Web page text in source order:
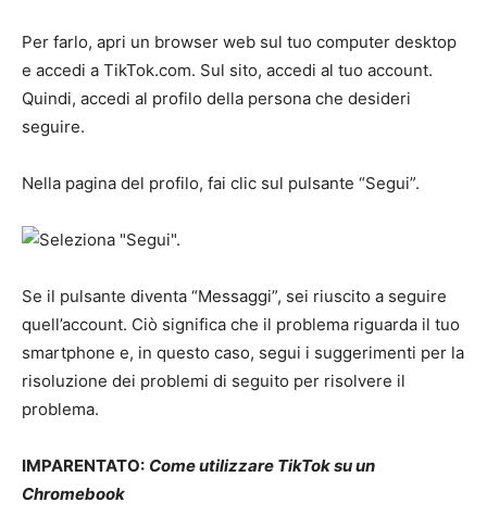
Per farlo, apri un browser web sul tuo computer desktop
e accedi a TikTok.com. Sul sito, accedi al tuo account.
Quindi, accedi al profilo della persona che desideri
seguire.
Nella pagina del profilo, fai clic sul pulsante “Segui”.
Se il pulsante diventa “Messaggi”, sei riuscito a seguire
quell’account. Ciò significa che il problema riguarda il tuo
smartphone e, in questo caso, segui i suggerimenti per la
risoluzione dei problemi di seguito per risolvere il
problema.
IMPARENTATO: Come utilizzare TikTok su un
Chromebook